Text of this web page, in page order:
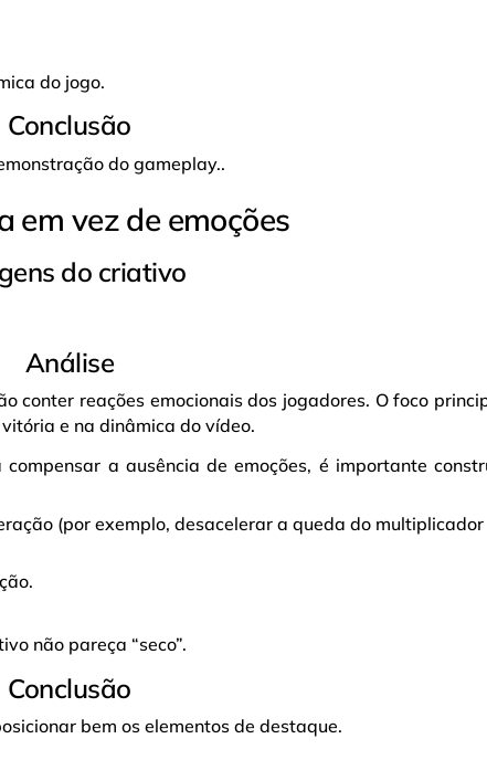
do jogo.
Conclusão
do gameplay..
em vez de emoções
do criativo
Análise
conter reações emocionais dos jogadores. O foco
e na dinâmica do vídeo.
a ausência de emoções, é importante
(por exemplo, desacelerar a queda do multiplicador
não pareça “seco”.
Conclusão
bem os elementos de destaque.